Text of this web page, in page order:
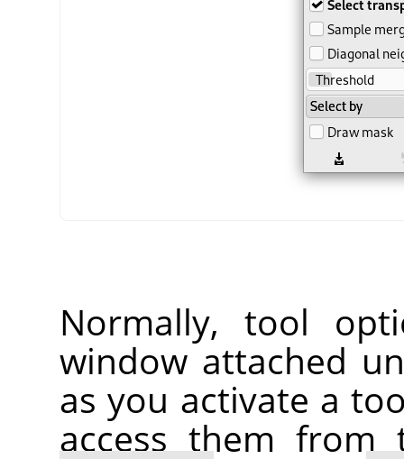
Normally, tool
window attached
as you activate a
access them from